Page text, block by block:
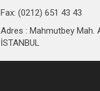
Fax: (0212) 651 43 43
Adres : Mahmutbey Mah.
İSTANBUL